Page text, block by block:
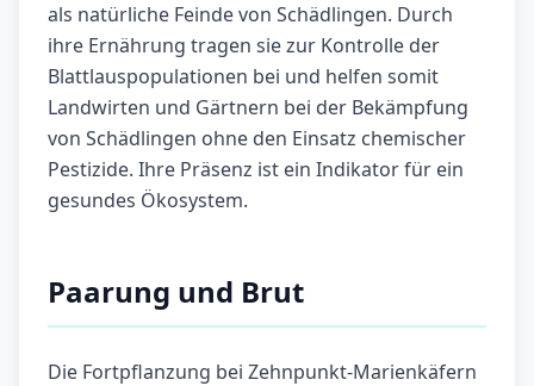
als natürliche Feinde von Schädlingen. Durch
ihre Ernährung tragen sie zur Kontrolle der
Blattlauspopulationen bei und helfen somit
Landwirten und Gärtnern bei der Bekämpfung
von Schädlingen ohne den Einsatz chemischer
Pestizide. Ihre Präsenz ist ein Indikator für ein
gesundes Ökosystem.
Paarung und Brut
Die Fortpflanzung bei Zehnpunkt-Marienkäfern